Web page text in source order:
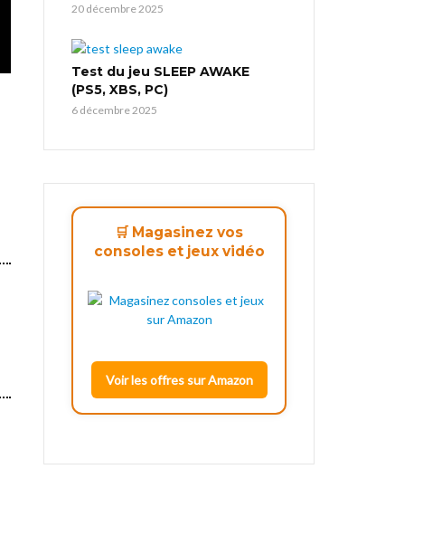
20 décembre 2025
Test du jeu SLEEP AWAKE
(PS5, XBS, PC)
6 décembre 2025
🛒 Magasinez vos
consoles et jeux vidéo
Voir les offres sur Amazon